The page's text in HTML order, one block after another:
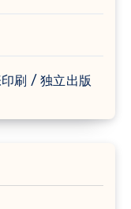
刷 / 独立出版